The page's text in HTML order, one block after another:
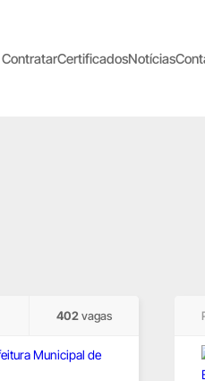
CertificadosNotícias
402vagas